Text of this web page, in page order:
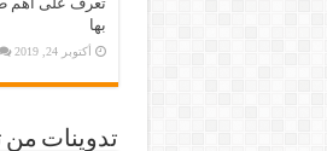
بها
أكتوبر 24, 2019
تدوينات